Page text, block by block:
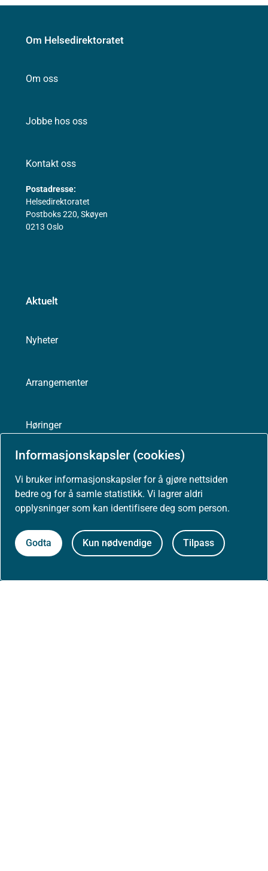
Informasjonskapsler (cookies)
Vi bruker informasjonskapsler for å gjøre nettsiden
bedre og for å samle statistikk. Vi lagrer aldri
opplysninger som kan identifisere deg som person.
Godta Kun nødvendige Tilpass
Om Helsedirektoratet
Om oss
Jobbe hos oss
Kontakt oss
Postadresse:
Helsedirektoratet
Postboks 220, Skøyen
0213 Oslo
Aktuelt
Nyheter
Arrangementer
Høringer
Om nettstedet
Personvernerklæring